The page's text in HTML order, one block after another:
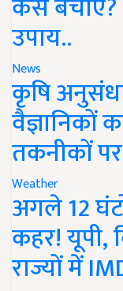
कैसे
उपाय..
News
कृषि
वैज्ञानिकों
तकनीकों
Weather
अगले 12
कहर! यूपी,
राज्यों में